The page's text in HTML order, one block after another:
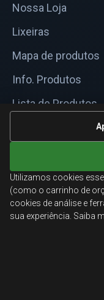
Nossa Loja
Lixeiras
Mapa de produtos
Info. Produtos
Lista de Produtos
Informações
ATENDIMENTO
Orçamentos
e suporte
Utilizamos cookies
(como o carrinho de
cookies de análise e
sua experiência. Saiba